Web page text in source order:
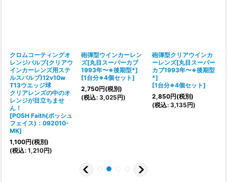
クロムコーティングオ
レンジバルブ(クリアウ
インカーレンズ用ステ
ルスバルブ)12v10w
T13ウエッジ球
クリアレンズの中のオ
レンジが目立ちませ
ん！
[POSH Faith(ポッシュ
フェイス)：092010-
MK]
1,100円(税別)
(税込: 1,210円)
砲弾型ウインカーレン
ズ[丸目スーパーカブ
1993年〜※後期型*]
[1台分※4個セット]
2,750円(税別)
(税込: 3,025円)
砲弾型クリアウインカ
ーレンズ[丸目スーパー
カブ1993年〜※後期型
*]
[1台分※4個セット]
2,850円(税別)
(税込: 3,135円)